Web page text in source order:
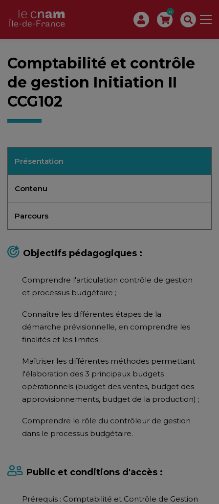
0
Comptabilité et contrôle
de gestion Initiation II
CCG102
Présentation
Contenu
Parcours
Objectifs pédagogiques :
Comprendre l'articulation contrôle de gestion
et processus budgétaire ;
Connaître les différentes étapes de la
démarche prévisionnelle, en comprendre les
finalités et les limites ;
Maîtriser les différentes méthodes permettant
l'élaboration des 3 principaux budgets
opérationnels (budget des ventes, budget des
approvisionnements, budget de la production) ;
Comprendre le rôle du contrôleur de gestion
dans le processus budgétaire.
Public et conditions d'accès :
Prérequis : Comptabilité et Contrôle de Gestion